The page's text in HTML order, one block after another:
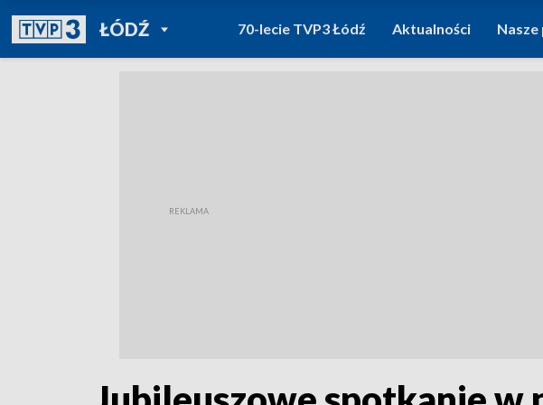
ŁÓDŹPOWRÓT DO
TVP REGIONY
70-lecie TVP3 Łódź Aktualności